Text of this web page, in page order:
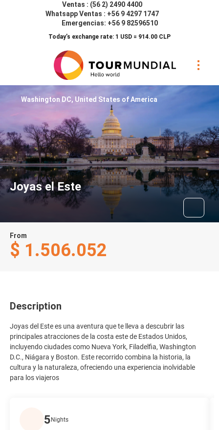
Ventas : (56 2) 2490 4400
Whatsapp Ventas : +56 9 4297 1747
Emergencias: +56 9 82596510
Today’s exchange rate: 1 USD = 914.00 CLP
Joyas el Este
Washington DC, United States of America
From
$ 1.506.052
Description
Joyas del Este es una aventura que te lleva a descubrir las
principales atracciones de la costa este de Estados Unidos,
incluyendo ciudades como Nueva York, Filadelfia, Washington
D.C., Niágara y Boston. Este recorrido combina la historia, la
cultura y la naturaleza, ofreciendo una experiencia inolvidable
para los viajeros
5 Nights